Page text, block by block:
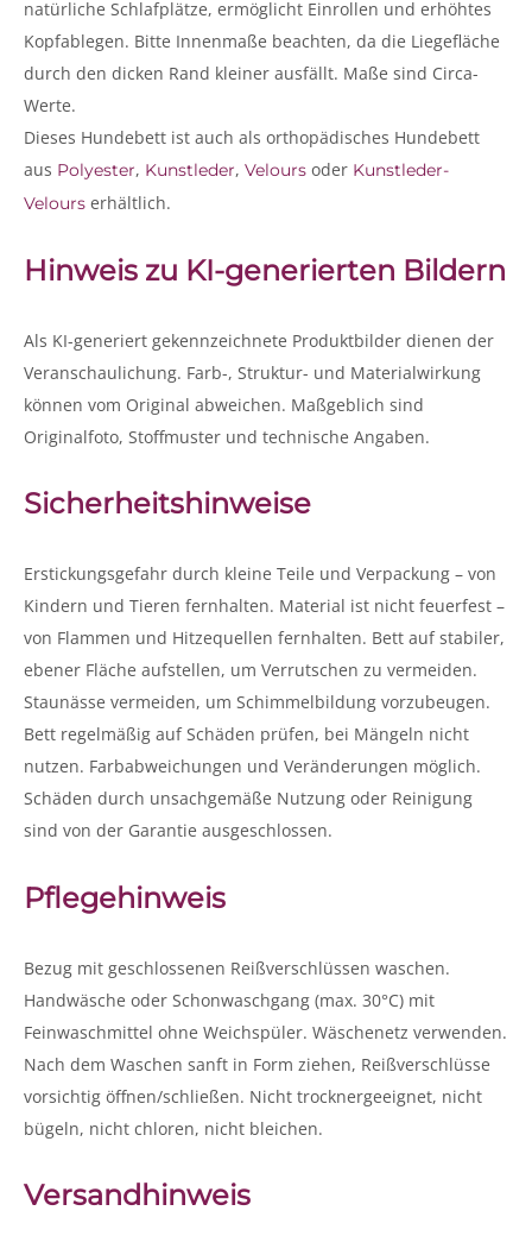
natürliche Schlafplätze, ermöglicht Einrollen und erhöhtes
Kopfablegen. Bitte Innenmaße beachten, da die Liegefläche
durch den dicken Rand kleiner ausfällt. Maße sind Circa-
Werte.
Dieses Hundebett ist auch als orthopädisches Hundebett
aus Polyester, Kunstleder, Velours oder Kunstleder-
Velours erhältlich.
Hinweis zu KI-generierten Bildern
Als KI-generiert gekennzeichnete Produktbilder dienen der
Veranschaulichung. Farb-, Struktur- und Materialwirkung
können vom Original abweichen. Maßgeblich sind
Originalfoto, Stoffmuster und technische Angaben.
Sicherheitshinweise
Erstickungsgefahr durch kleine Teile und Verpackung – von
Kindern und Tieren fernhalten. Material ist nicht feuerfest –
von Flammen und Hitzequellen fernhalten. Bett auf stabiler,
ebener Fläche aufstellen, um Verrutschen zu vermeiden.
Staunässe vermeiden, um Schimmelbildung vorzubeugen.
Bett regelmäßig auf Schäden prüfen, bei Mängeln nicht
nutzen. Farbabweichungen und Veränderungen möglich.
Schäden durch unsachgemäße Nutzung oder Reinigung
sind von der Garantie ausgeschlossen.
Pflegehinweis
Bezug mit geschlossenen Reißverschlüssen waschen.
Handwäsche oder Schonwaschgang (max. 30°C) mit
Feinwaschmittel ohne Weichspüler. Wäschenetz verwenden.
Nach dem Waschen sanft in Form ziehen, Reißverschlüsse
vorsichtig öffnen/schließen. Nicht trocknergeeignet, nicht
bügeln, nicht chloren, nicht bleichen.
Versandhinweis